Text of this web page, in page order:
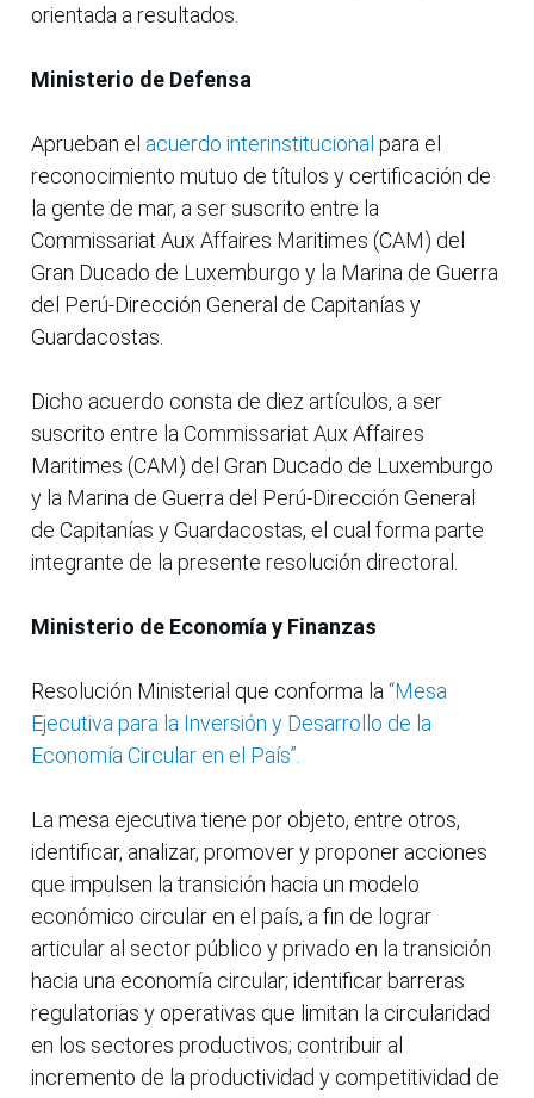
orientada a resultados.
Ministerio de Defensa
Aprueban el acuerdo interinstitucional para el
reconocimiento mutuo de títulos y certificación de
la gente de mar, a ser suscrito entre la
Commissariat Aux Affaires Maritimes (CAM) del
Gran Ducado de Luxemburgo y la Marina de Guerra
del Perú-Dirección General de Capitanías y
Guardacostas.
Dicho acuerdo consta de diez artículos, a ser
suscrito entre la Commissariat Aux Affaires
Maritimes (CAM) del Gran Ducado de Luxemburgo
y la Marina de Guerra del Perú-Dirección General
de Capitanías y Guardacostas, el cual forma parte
integrante de la presente resolución directoral.
Ministerio de Economía y Finanzas
Resolución Ministerial que conforma la “Mesa
Ejecutiva para la Inversión y Desarrollo de la
Economía Circular en el País”.
La mesa ejecutiva tiene por objeto, entre otros,
identificar, analizar, promover y proponer acciones
que impulsen la transición hacia un modelo
económico circular en el país, a fin de lograr
articular al sector público y privado en la transición
hacia una economía circular; identificar barreras
regulatorias y operativas que limitan la circularidad
en los sectores productivos; contribuir al
incremento de la productividad y competitividad de